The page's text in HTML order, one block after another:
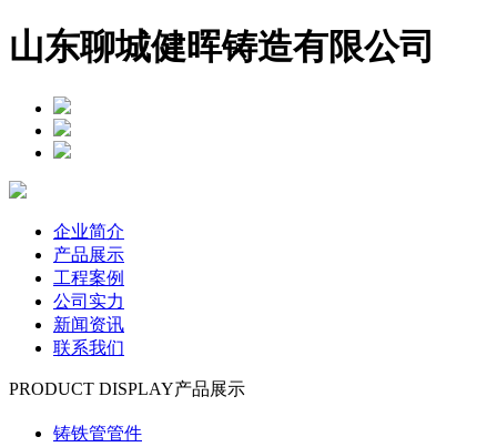
山东聊城健晖铸造有限公司
企业简介
产品展示
工程案例
公司实力
新闻资讯
联系我们
PRODUCT DISPLAY产品展示
铸铁管管件